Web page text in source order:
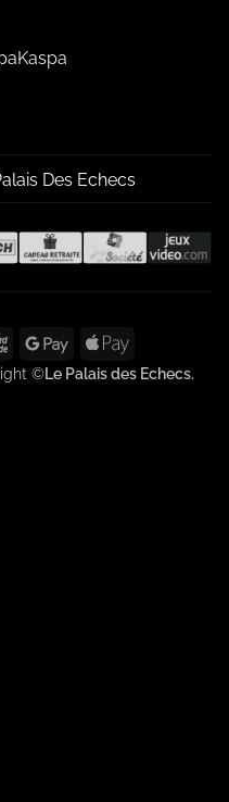
Des Echecs
MasterCard
2
Google
Pay
Apple
Pay
©Le Palais des Echecs.